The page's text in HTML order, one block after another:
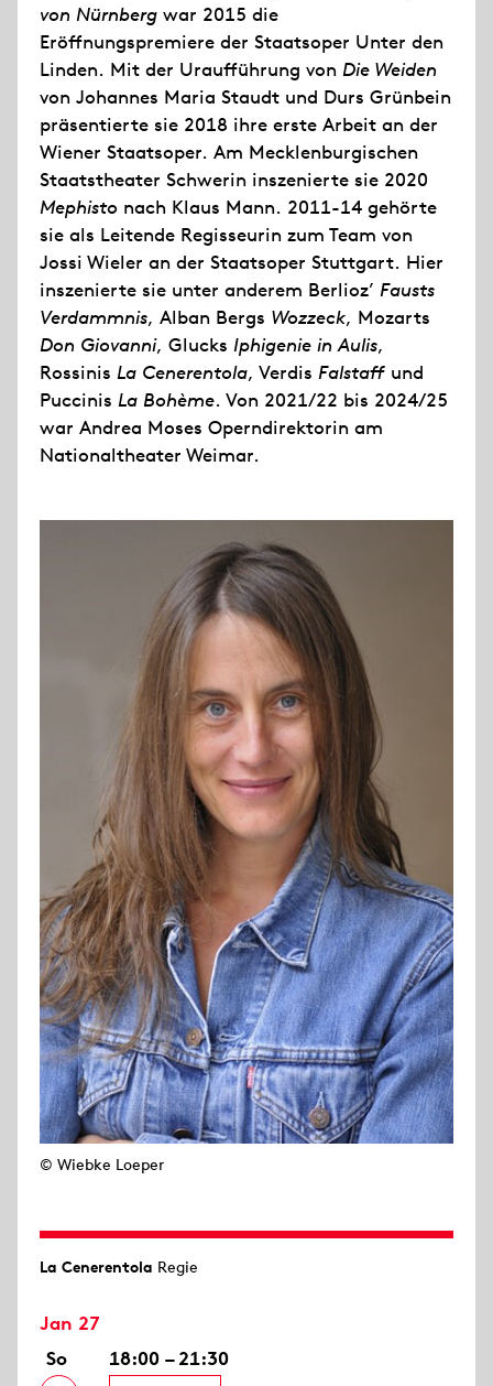
von Nürnberg war 2015 die
Eröffnungspremiere der Staatsoper Unter den
Linden. Mit der Uraufführung von Die Weiden
von Johannes Maria Staudt und Durs Grünbein
präsentierte sie 2018 ihre erste Arbeit an der
Wiener Staatsoper. Am Mecklenburgischen
Staatstheater Schwerin inszenierte sie 2020
Mephisto nach Klaus Mann. 2011-14 gehörte
sie als Leitende Regisseurin zum Team von
Jossi Wieler an der Staatsoper Stuttgart. Hier
inszenierte sie unter anderem Berlioz’ Fausts
Verdammnis, Alban Bergs Wozzeck, Mozarts
Don Giovanni, Glucks Iphigenie in Aulis,
Rossinis La Cenerentola, Verdis Falstaff und
Puccinis La Bohème. Von 2021/22 bis 2024/25
war Andrea Moses Operndirektorin am
Nationaltheater Weimar.
© Wiebke Loeper
La Cenerentola Regie
Jan 27
So
18:00 – 21:30